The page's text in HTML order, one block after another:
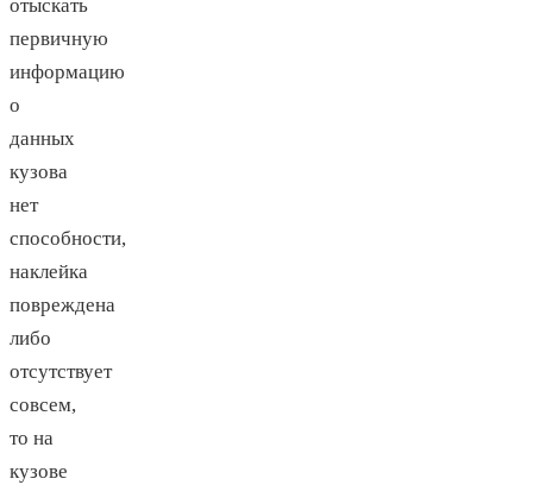
отыскать
первичную
информацию
о
данных
кузова
нет
способности,
наклейка
повреждена
либо
отсутствует
совсем,
то на
кузове